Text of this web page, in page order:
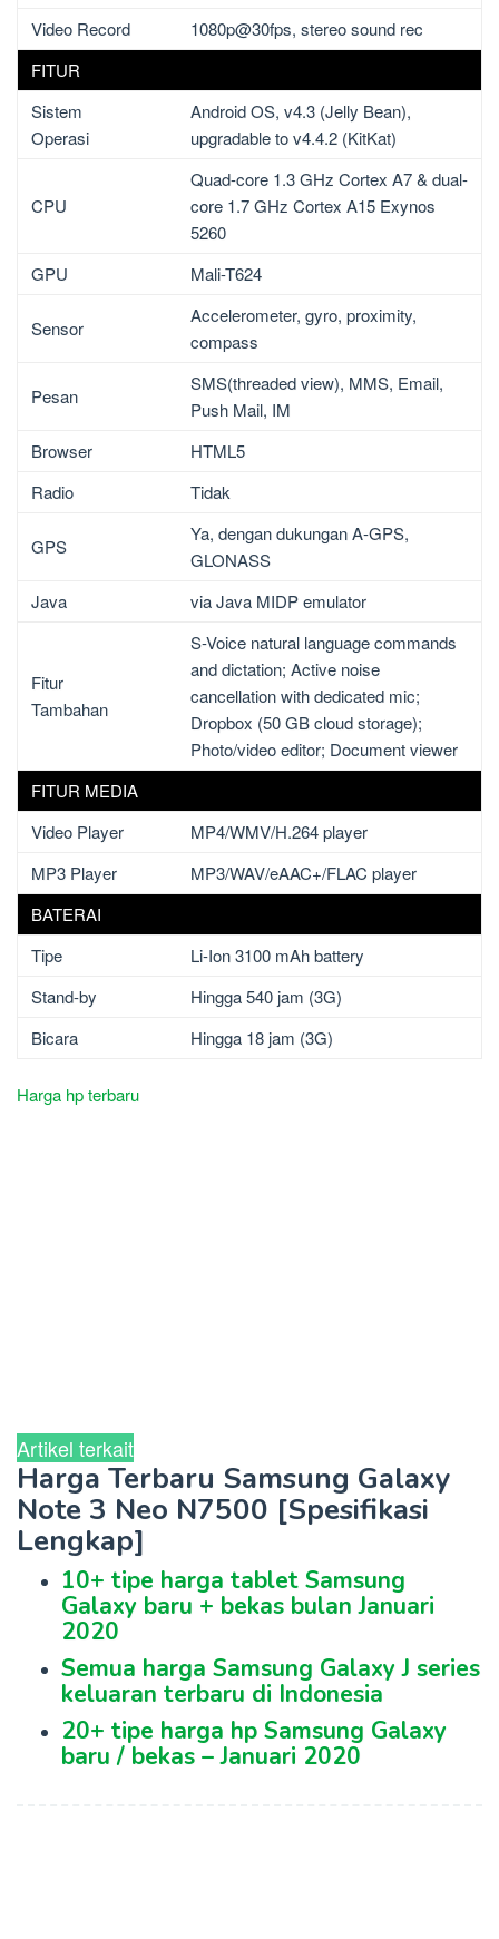
Video Record
1080p@30fps, stereo sound rec
FITUR
Sistem
Operasi
Android OS, v4.3 (Jelly Bean),
upgradable to v4.4.2 (KitKat)
CPU
Quad-core 1.3 GHz Cortex A7 & dual-
core 1.7 GHz Cortex A15 Exynos
5260
GPU
Mali-T624
Sensor
Accelerometer, gyro, proximity,
compass
Pesan
SMS(threaded view), MMS, Email,
Push Mail, IM
Browser
HTML5
Radio
Tidak
GPS
Ya, dengan dukungan A-GPS,
GLONASS
Java
via Java MIDP emulator
Fitur
Tambahan
S-Voice natural language commands
and dictation; Active noise
cancellation with dedicated mic;
Dropbox (50 GB cloud storage);
Photo/video editor; Document viewer
FITUR MEDIA
Video Player
MP4/WMV/H.264 player
MP3 Player
MP3/WAV/eAAC+/FLAC player
BATERAI
Tipe
Li-Ion 3100 mAh battery
Stand-by
Hingga 540 jam (3G)
Bicara
Hingga 18 jam (3G)
Harga hp terbaru
Artikel terkait
Harga Terbaru Samsung Galaxy
Note 3 Neo N7500 [Spesifikasi
Lengkap]
10+ tipe harga tablet Samsung
Galaxy baru + bekas bulan Januari
2020
Semua harga Samsung Galaxy J series
keluaran terbaru di Indonesia
20+ tipe harga hp Samsung Galaxy
baru / bekas – Januari 2020